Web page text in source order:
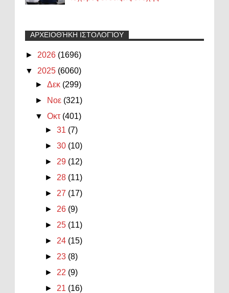
ΑΡΧΕΙΟΘΉΚΗ ΙΣΤΟΛΟΓΊΟΥ
► 2026 (1696)
▼ 2025 (6060)
►Δεκ (299)
►
Νοε (321)
▼Οκτ (401)
►31 (7)
►30 (10)
► 29 (12)
► 28 (11)
► 27 (17)
► 26 (9)
► 25 (11)
► 24 (15)
► 23 (8)
► 22 (9)
► 21 (16)